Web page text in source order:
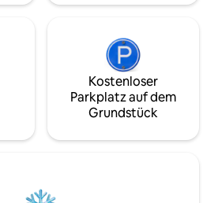
Kostenloser
Parkplatz auf dem
Grundstück